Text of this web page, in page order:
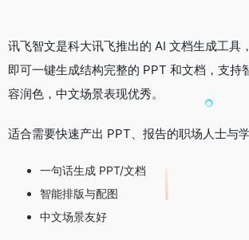
讯飞智文是科大讯飞推出的 AI 文档生成工具
即可一键生成结构完整的 PPT 和文档，支持
容润色，中文场景表现优秀。
适合需要快速产出 PPT、报告的职场人士与学
一句话生成 PPT/文档
智能排版与配图
中文场景友好